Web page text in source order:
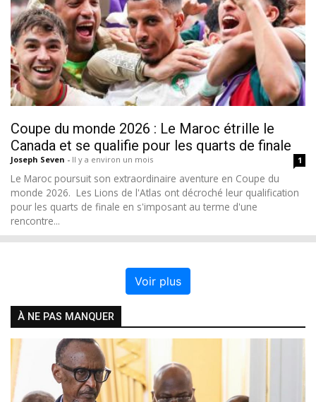
Coupe du monde 2026 : Le Maroc étrille le
Canada et se qualifie pour les quarts de finale
Joseph Seven - Il y a environ un mois 1
Le Maroc poursuit son extraordinaire aventure en Coupe du
monde 2026. Les Lions de l'Atlas ont décroché leur qualification
pour les quarts de finale en s'imposant au terme d'une
rencontre...
Voir plus
À NE PAS MANQUER